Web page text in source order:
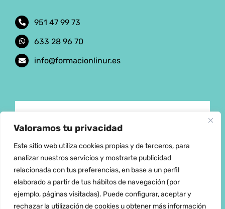
Valoramos tu privacidad
Este sitio web utiliza cookies propias y de terceros, para
analizar nuestros servicios y mostrarte publicidad
relacionada con tus preferencias, en base a un perfil
elaborado a partir de tus hábitos de navegación (por
ejemplo, páginas visitadas). Puede configurar, aceptar y
rechazar la utilización de cookies u obtener más información
951 47 99 73
633 28 96 70
info@formacionlinur.es
Política de privacidad
Política de cookies